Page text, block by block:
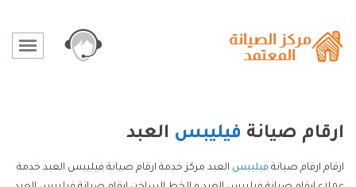
ارقام صيانة فيليبس العبد
ارقام ارقام صيانة فيليبس العبد مركز خدمة ارقام صيانة فيليبس العبد خدمة